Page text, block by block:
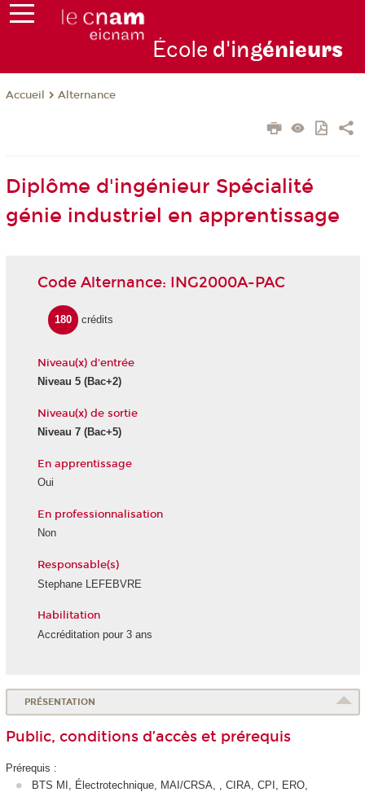
École d'ingénieurs
Accueil Alternance
Diplôme d'ingénieur Spécialité
génie industriel en apprentissage
Code Alternance: ING2000A-PAC
180 crédits
Niveau(x) d'entrée
Niveau 5(Bac+2)
Niveau(x) de sortie
Niveau 7(Bac+5)
En apprentissage
Oui
En professionnalisation
Non
Responsable(s)
Stephane LEFEBVRE
Habilitation
Accréditation pour 3 ans
PRÉSENTATION
Public, conditions d’accès et prérequis
Prérequis :
BTS MI, Électrotechnique, MAI/CRSA, , CIRA, CPI, ERO,